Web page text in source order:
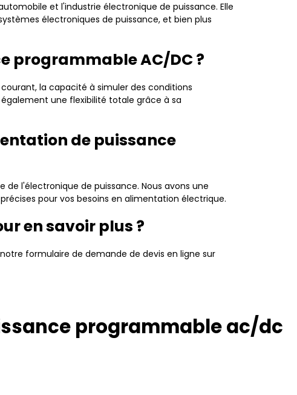
et l'industrie électronique de puissance. Elle
électroniques de puissance, et bien plus
programmable AC/DC ?
la capacité à simuler des conditions
une flexibilité totale grâce à sa
de puissance
l'électronique de puissance. Nous avons une
pour vos besoins en alimentation électrique.
en savoir plus ?
formulaire de demande de devis en ligne sur
programmable ac/dc